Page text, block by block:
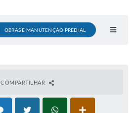
OBRAS E MANUTENÇÃO PREDIAL
COMPARTILHAR